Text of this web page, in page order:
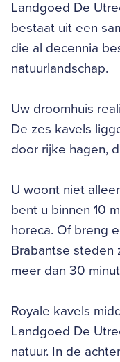
Landgoed De
bestaat uit een
die al decennia
natuurlandschap.
Uw droomhuis
De zes kavels
door rijke hagen,
U woont niet
bent u binnen 10
horeca. Of breng
Brabantse steden
meer dan 30
Royale kavels
Landgoed De
natuur. In de